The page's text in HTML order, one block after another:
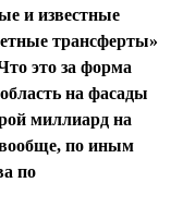
и известные
трансферты»
это за форма
на фасады
миллиард на
по иным
по